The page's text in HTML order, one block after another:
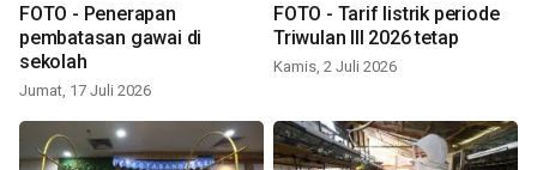
FOTO - Penerapan
pembatasan gawai di
sekolah
Jumat, 17 Juli 2026
FOTO - Tarif listrik periode
Triwulan III 2026 tetap
Kamis, 2 Juli 2026